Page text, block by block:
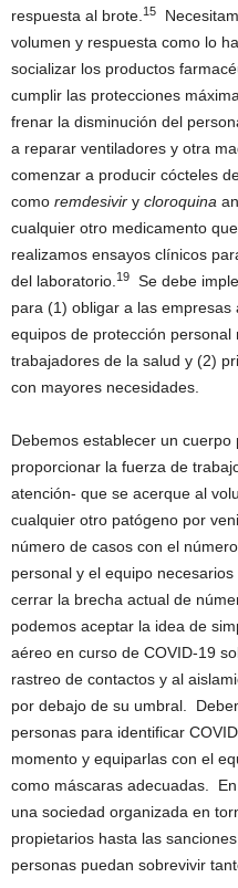
respuesta al brote. 15
volumen y respuesta como lo
socializar los productos
cumplir las protecciones
frenar la disminución del
a reparar ventiladores y otra
comenzar a producir cócteles
como remdesivir y cloroquina
cualquier otro medicamento
realizamos ensayos clínicos
del laboratorio. 19
Se debe
para (1) obligar a las
equipos de protección
trabajadores de la salud y (2)
con mayores necesidades.
Debemos establecer un cuerpo
proporcionar la fuerza de
atención- que se acerque al
cualquier otro patógeno por
número de casos con el
personal y el equipo
cerrar la brecha actual de
podemos aceptar la idea de
aéreo en curso de COVID-19
rastreo de contactos y al
por debajo de su umbral.
personas para identificar
momento y equiparlas con el
como máscaras adecuadas.
una sociedad organizada en
propietarios hasta las
personas puedan sobrevivir